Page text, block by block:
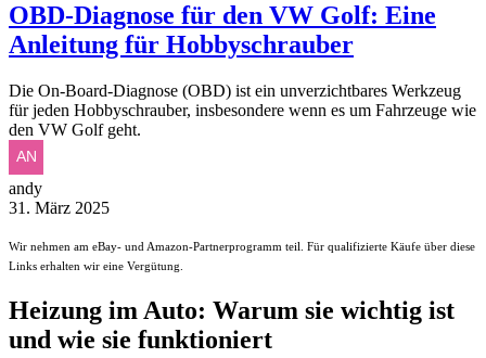
OBD-Diagnose für den VW Golf: Eine
Anleitung für Hobbyschrauber
Die On-Board-Diagnose (OBD) ist ein unverzichtbares Werkzeug
für jeden Hobbyschrauber, insbesondere wenn es um Fahrzeuge wie
den VW Golf geht.
andy
31. März 2025
Wir nehmen am eBay- und Amazon-Partnerprogramm teil. Für qualifizierte Käufe über diese
Links erhalten wir eine Vergütung.
Heizung im Auto: Warum sie wichtig ist
und wie sie funktioniert